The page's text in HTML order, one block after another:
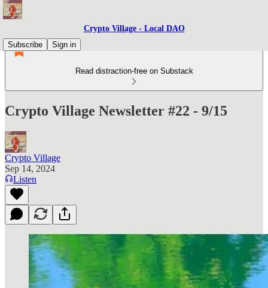
Crypto Village - Local DAO
Subscribe
Sign in
Read distraction-free on Substack
Crypto Village Newsletter #22 - 9/15
Crypto Village
Sep 14, 2024
Listen